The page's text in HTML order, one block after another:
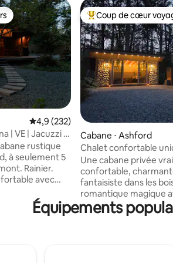
Évaluation moyenne sur la base de
4,9 (232)
| VE | Jacuzzi |
rustique
à seulement 5
Rainier.
avec
un loft avec
lit. Détendez-
Coups de cœur
Coup de cœur
Cabane ⋅ Ashford
Chalet confortable
Jacuzzi Lit King Size
Une cabane privée
confortable,
fantaisiste dans les
romantique magique
de cabane de bain à
incroyable lucarne
Équipements